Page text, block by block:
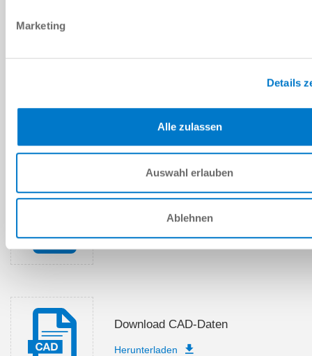
Marketing
Details
Alle zulassen
Auswahl erlauben
Ablehnen
ANFRAGE SENDEN
DOWNLOADS
PDF-Datenblatt
Herunterladen
Download CAD-Daten
Herunterladen